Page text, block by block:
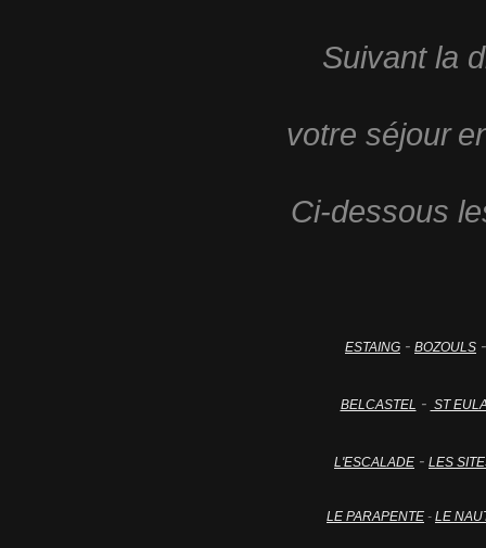
Suivant la
votre séjour
Ci-dessous
ESTAING - BOZOULS
BELCASTEL - ST
L'ESCALADE - LES
LE PARAPENTE - LE